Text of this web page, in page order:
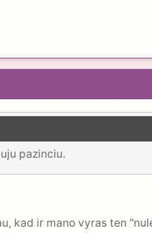
pazinciu.
kad ir mano vyras ten